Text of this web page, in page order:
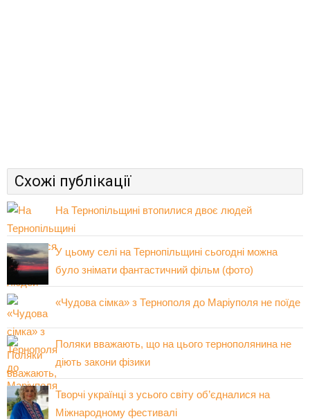
Схожі публікації
На Тернопільщині втопилися двоє людей
У цьому селі на Тернопільщині сьогодні можна
було знімати фантастичний фільм (фото)
«Чудова сімка» з Тернополя до Маріуполя не поїде
Поляки вважають, що на цього тернополянина не
діють закони фізики
Творчі українці з усього світу об’єдналися на
Міжнародному фестивалі